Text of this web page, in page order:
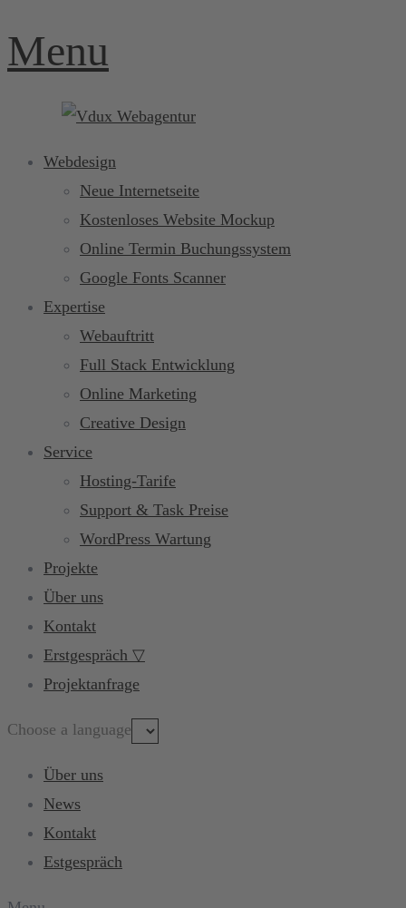
Menu
Webdesign
Neue Internetseite
Kostenloses Website Mockup
Online Termin Buchungssystem
Google Fonts Scanner
Expertise
Webauftritt
Full Stack Entwicklung
Online Marketing
Creative Design
Service
Hosting-Tarife
Support & Task Preise
WordPress Wartung
Projekte
Über uns
Kontakt
Erstgespräch ▽
Projektanfrage
Choose a language
Über uns
News
Kontakt
Estgespräch